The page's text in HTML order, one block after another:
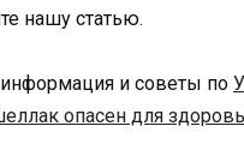
нашу статью.
и советы по
опасен для